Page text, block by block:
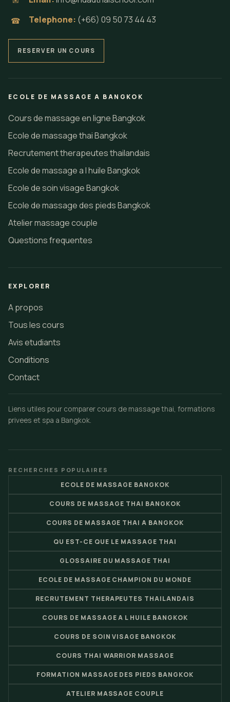
☎ Telephone: (+66) 09 50 73 44 43
RESERVER UN COURS
ECOLE DE MASSAGE A BANGKOK
Cours de massage en ligne Bangkok
Ecole de massage thai Bangkok
Recrutement therapeutes thailandais
Ecole de massage a l huile Bangkok
Ecole de soin visage Bangkok
Ecole de massage des pieds Bangkok
Atelier massage couple
Questions frequentes
EXPLORER
A propos
Tous les cours
Avis etudiants
Conditions
Contact
Liens utiles pour comparer cours de massage thai, formations
privees et spa a Bangkok.
RECHERCHES POPULAIRES
ECOLE DE MASSAGE BANGKOK
COURS DE MASSAGE THAI BANGKOK
COURS DE MASSAGE THAI A BANGKOK
QU EST-CE QUE LE MASSAGE THAI
GLOSSAIRE DU MASSAGE THAI
ECOLE DE MASSAGE CHAMPION DU MONDE
RECRUTEMENT THERAPEUTES THAILANDAIS
COURS DE MASSAGE A L HUILE BANGKOK
COURS DE SOIN VISAGE BANGKOK
COURS THAI WARRIOR MASSAGE
FORMATION MASSAGE DES PIEDS BANGKOK
ATELIER MASSAGE COUPLE